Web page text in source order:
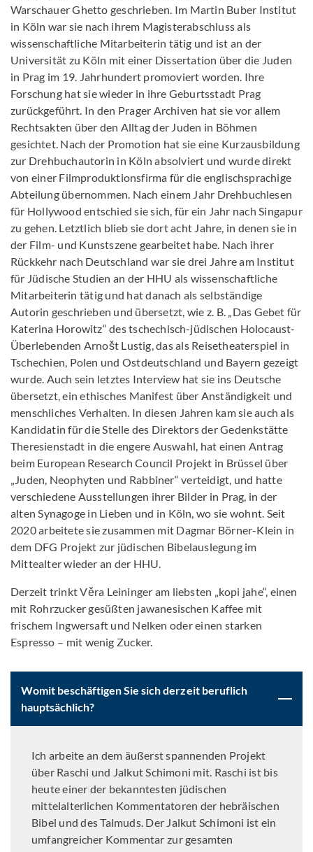
Warschauer Ghetto geschrieben. Im Martin Buber Institut
in Köln war sie nach ihrem Magisterabschluss als
wissenschaftliche Mitarbeiterin tätig und ist an der
Universität zu Köln mit einer Dissertation über die Juden
in Prag im 19. Jahrhundert promoviert worden. Ihre
Forschung hat sie wieder in ihre Geburtsstadt Prag
zurückgeführt. In den Prager Archiven hat sie vor allem
Rechtsakten über den Alltag der Juden in Böhmen
gesichtet. Nach der Promotion hat sie eine Kurzausbildung
zur Drehbuchautorin in Köln absolviert und wurde direkt
von einer Filmproduktionsfirma für die englischsprachige
Abteilung übernommen. Nach einem Jahr Drehbuchlesen
für Hollywood entschied sie sich, für ein Jahr nach Singapur
zu gehen. Letztlich blieb sie dort acht Jahre, in denen sie in
der Film- und Kunstszene gearbeitet habe. Nach ihrer
Rückkehr nach Deutschland war sie drei Jahre am Institut
für Jüdische Studien an der HHU als wissenschaftliche
Mitarbeiterin tätig und hat danach als selbständige
Autorin geschrieben und übersetzt, wie z. B. „Das Gebet für
Katerina Horowitz“ des tschechisch-jüdischen Holocaust-
Überlebenden Arnošt Lustig, das als Reisetheaterspiel in
Tschechien, Polen und Ostdeutschland und Bayern gezeigt
wurde. Auch sein letztes Interview hat sie ins Deutsche
übersetzt, ein ethisches Manifest über Anständigkeit und
menschliches Verhalten. In diesen Jahren kam sie auch als
Kandidatin für die Stelle des Direktors der Gedenkstätte
Theresienstadt in die engere Auswahl, hat einen Antrag
beim European Research Council Projekt in Brüssel über
„Juden, Neophyten und Rabbiner“ verteidigt, und hatte
verschiedene Ausstellungen ihrer Bilder in Prag, in der
alten Synagoge in Lieben und in Köln, wo sie wohnt. Seit
2020 arbeitete sie zusammen mit Dagmar Börner-Klein in
dem DFG Projekt zur jüdischen Bibelauslegung im
Mittealter wieder an der HHU.
Derzeit trinkt Věra Leininger am liebsten „kopi jahe“, einen
mit Rohrzucker gesüßten jawanesischen Kaffee mit
frischem Ingwersaft und Nelken oder einen starken
Espresso – mit wenig Zucker.
Womit beschäftigen Sie sich derzeit beruflich
hauptsächlich?
Ich arbeite an dem äußerst spannenden Projekt
über Raschi und Jalkut Schimoni mit. Raschi ist bis
heute einer der bekanntesten jüdischen
mittelalterlichen Kommentatoren der hebräischen
Bibel und des Talmuds. Der Jalkut Schimoni ist ein
umfangreicher Kommentar zur gesamten